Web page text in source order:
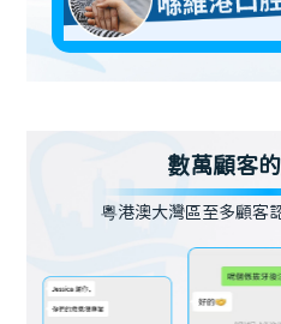
數萬顧客
粵港澳大灣區至多顧客